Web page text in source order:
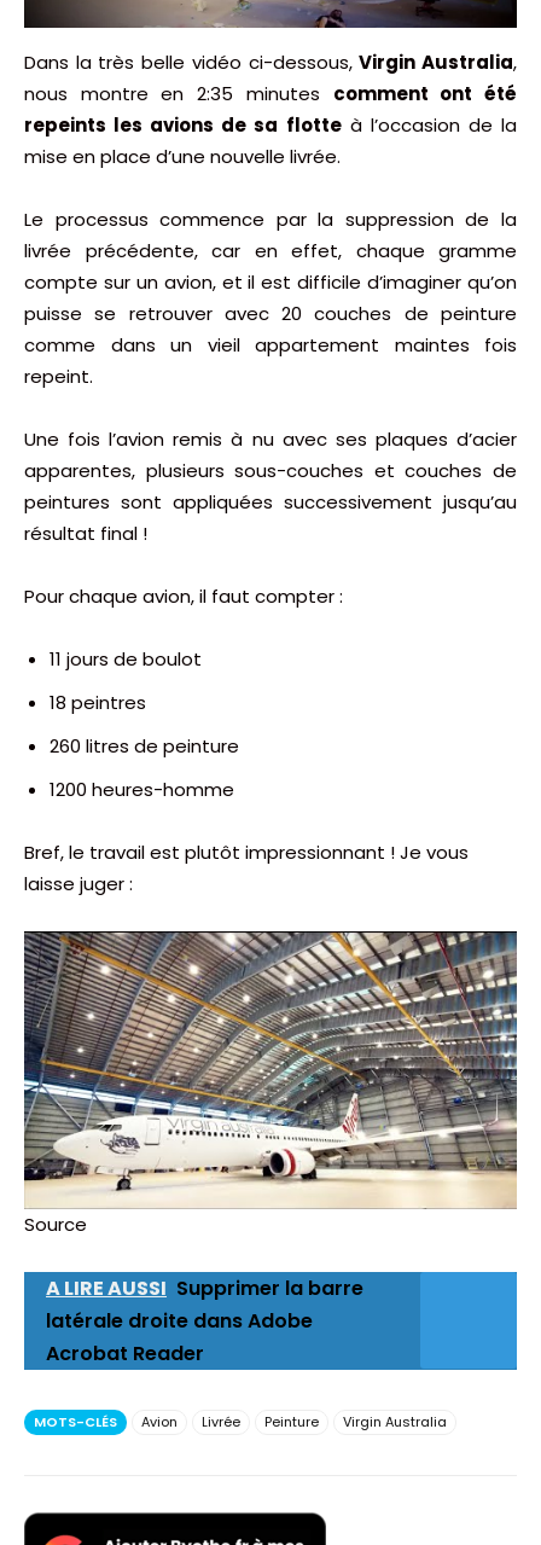
Dans la très belle vidéo ci-dessous,Virgin Australia,
nous montre en 2:35 minutes comment ont été
repeints les avions de sa flotteà l’occasion de la
mise en place d’une nouvelle livrée.
Le processus commence par la suppression de la
livrée précédente, car en effet, chaque gramme
compte sur un avion, et il est difficile d’imaginer qu’on
puisse se retrouver avec 20 couches de peinture
comme dans un vieil appartement maintes fois
repeint.
Une fois l’avion remis à nu avec ses plaques d’acier
apparentes, plusieurs sous-couches et couches de
peintures sont appliquées successivement jusqu’au
résultat final !
Pour chaque avion, il faut compter :
11 jours de boulot
18 peintres
260 litres de peinture
1200 heures-homme
Bref, le travail est plutôt impressionnant ! Je vous
laisse juger :
Source
A LIRE AUSSI Supprimer la barre
latérale droite dans Adobe
Acrobat Reader
MOTS-CLÉS Avion Livrée Peinture Virgin Australia